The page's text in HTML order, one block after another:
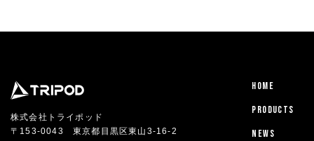
株式会社トライポッド
〒153-0043 東京都目黒区東山3-16-2
HOME
PRODUCTS
NEWS